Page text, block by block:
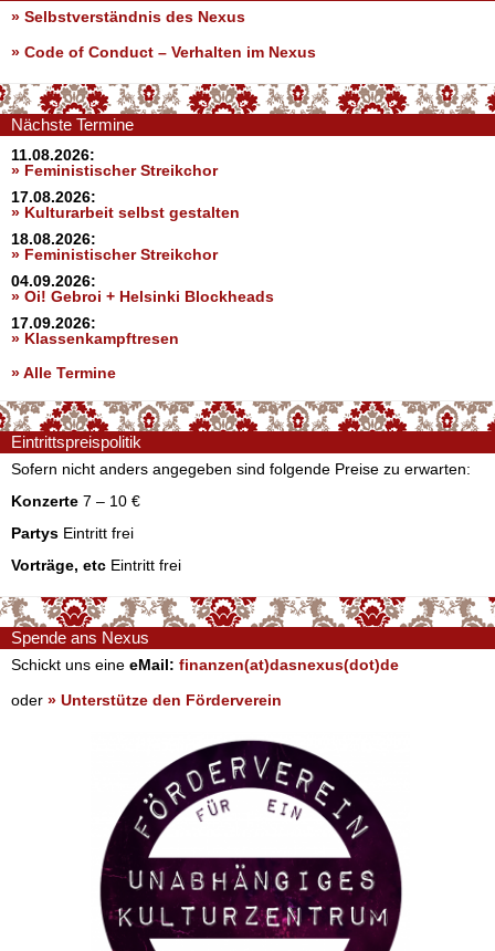
» Selbstverständnis des Nexus
» Code of Conduct – Verhalten im Nexus
Nächste Termine
11.08.2026:
» Feministischer Streikchor
17.08.2026:
» Kulturarbeit selbst gestalten
18.08.2026:
» Feministischer Streikchor
04.09.2026:
» Oi! Gebroi + Helsinki Blockheads
17.09.2026:
» Klassenkampftresen
» Alle Termine
Eintrittspreispolitik
Sofern nicht anders angegeben sind folgende Preise zu erwarten:
Konzerte 7 – 10 €
Partys Eintritt frei
Vorträge, etc Eintritt frei
Spende ans Nexus
Schickt uns eine eMail: finanzen(at)dasnexus(dot)de
oder » Unterstütze den Förderverein